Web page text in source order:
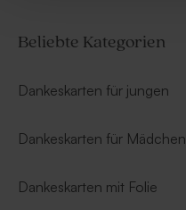
Beliebte Kategorien
Dankeskarten für jungen
Dankeskarten für Mädchen
Dankeskarten mit Folie